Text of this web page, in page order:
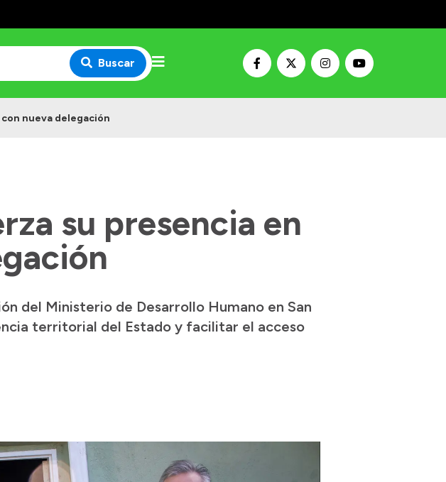
Buscar
nueva delegación
su presencia en
del Ministerio de Desarrollo Humano en San
territorial del Estado y facilitar el acceso